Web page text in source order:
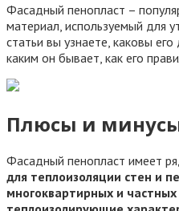
Фасадный пенопласт –
материал, используемый для
статьи вы узнаете, каковы
каким он бывает, как его
Плюсы и
Фасадный пенопласт имеет
для теплоизоляции стен и
многоквартирных и